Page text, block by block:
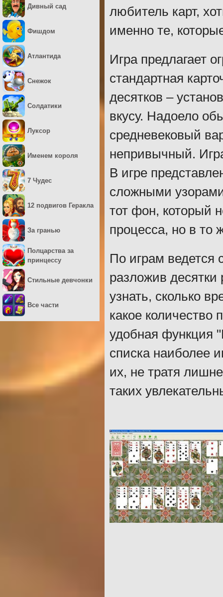
любитель карт,
именно те,
Игра предлагает
стандартная
десятков –
вкусу. Надоело
средневековый
непривычный.
В игре
сложными
тот фон, который
процесса, но в то
По играм ведется
разложив
узнать, сколько
какое количество
удобная функция
списка наиболее
их, не тратя
таких
Дивный сад
Фишдом
Атлантида
Снежок
Солдатики
Луксор
Именем короля
7 Чудес
12 подвигов Геракла
За гранью
Полцарства за
принцессу
Стильные девчонки
Все части